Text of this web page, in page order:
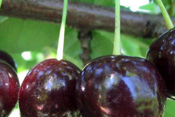
Цветы
Водные растения
Растения вертикального
Формованные растения
Экостория
Товары для сада
Грунты, удобрения, отсыпка
Уход за садом
Портфолио
Прайс-листы
Правила оказания услуг
Доставка
Оплата
Гарантии
Автополив